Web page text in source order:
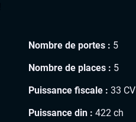
Nombre de portes : 5
Nombre de places : 5
Puissance fiscale : 33 CV
Puissance din : 422 ch